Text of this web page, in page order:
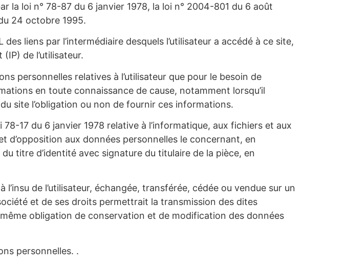
la loi n° 78-87 du 6 janvier 1978, la loi n° 2004-801 du 6 août
24 octobre 1995.
liens par l’intermédiaire desquels l’utilisateur a accédé à ce site,
de l’utilisateur.
personnelles relatives à l’utilisateur que pour le besoin de
en toute connaissance de cause, notamment lorsqu’il
site l’obligation ou non de fournir ces informations.
17 du 6 janvier 1978 relative à l’informatique, aux fichiers et aux
d’opposition aux données personnelles le concernant, en
titre d’identité avec signature du titulaire de la pièce, en
de l’utilisateur, échangée, transférée, cédée ou vendue sur un
et de ses droits permettrait la transmission des dites
obligation de conservation et de modification des données
personnelles. .